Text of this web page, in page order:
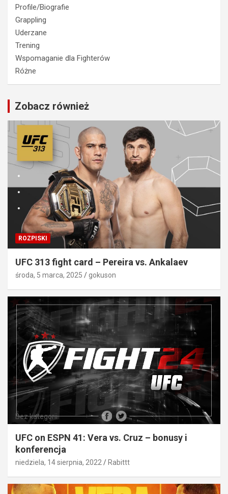
Profile/Biografie
Grappling
Uderzane
Trening
Wspomaganie dla Fighterów
Różne
Zobacz również
ROZPISKI
UFC 313 fight card – Pereira vs. Ankalaev
środa, 5 marca, 2025 gokuson
Bez kategorii
UFC on ESPN 41: Vera vs. Cruz – bonusy i
konferencja
niedziela, 14 sierpnia, 2022 Rabittt